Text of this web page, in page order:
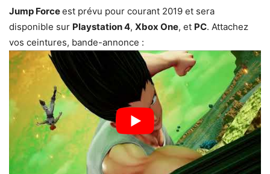
Jump Forceest prévu pour courant 2019 et sera
disponible sur Playstation 4, Xbox One, et PC. Attachez
vos ceintures, bande-annonce :